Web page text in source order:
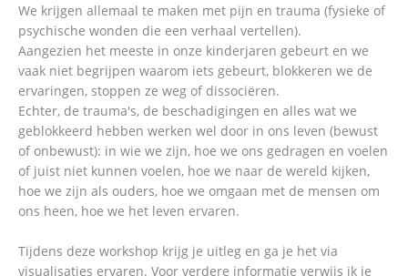
We krijgen allemaal te maken met pijn en trauma (fysieke of
psychische wonden die een verhaal vertellen).
Aangezien het meeste in onze kinderjaren gebeurt en we
vaak niet begrijpen waarom iets gebeurt, blokkeren we de
ervaringen, stoppen ze weg of dissociëren.
Echter, de trauma's, de beschadigingen en alles wat we
geblokkeerd hebben werken wel door in ons leven (bewust
of onbewust): in wie we zijn, hoe we ons gedragen en voelen
of juist niet kunnen voelen, hoe we naar de wereld kijken,
hoe we zijn als ouders, hoe we omgaan met de mensen om
ons heen, hoe we het leven ervaren.
Tijdens deze workshop krijg je uitleg en ga je het via
visualisaties ervaren. Voor verdere informatie verwijs ik je